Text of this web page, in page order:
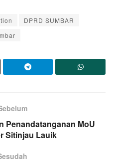
DPRD SUMBAR
Penandatanganan MoU
Sitinjau Lauik